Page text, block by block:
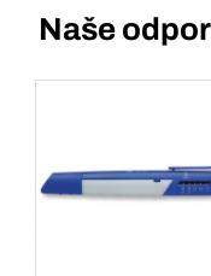
Naše